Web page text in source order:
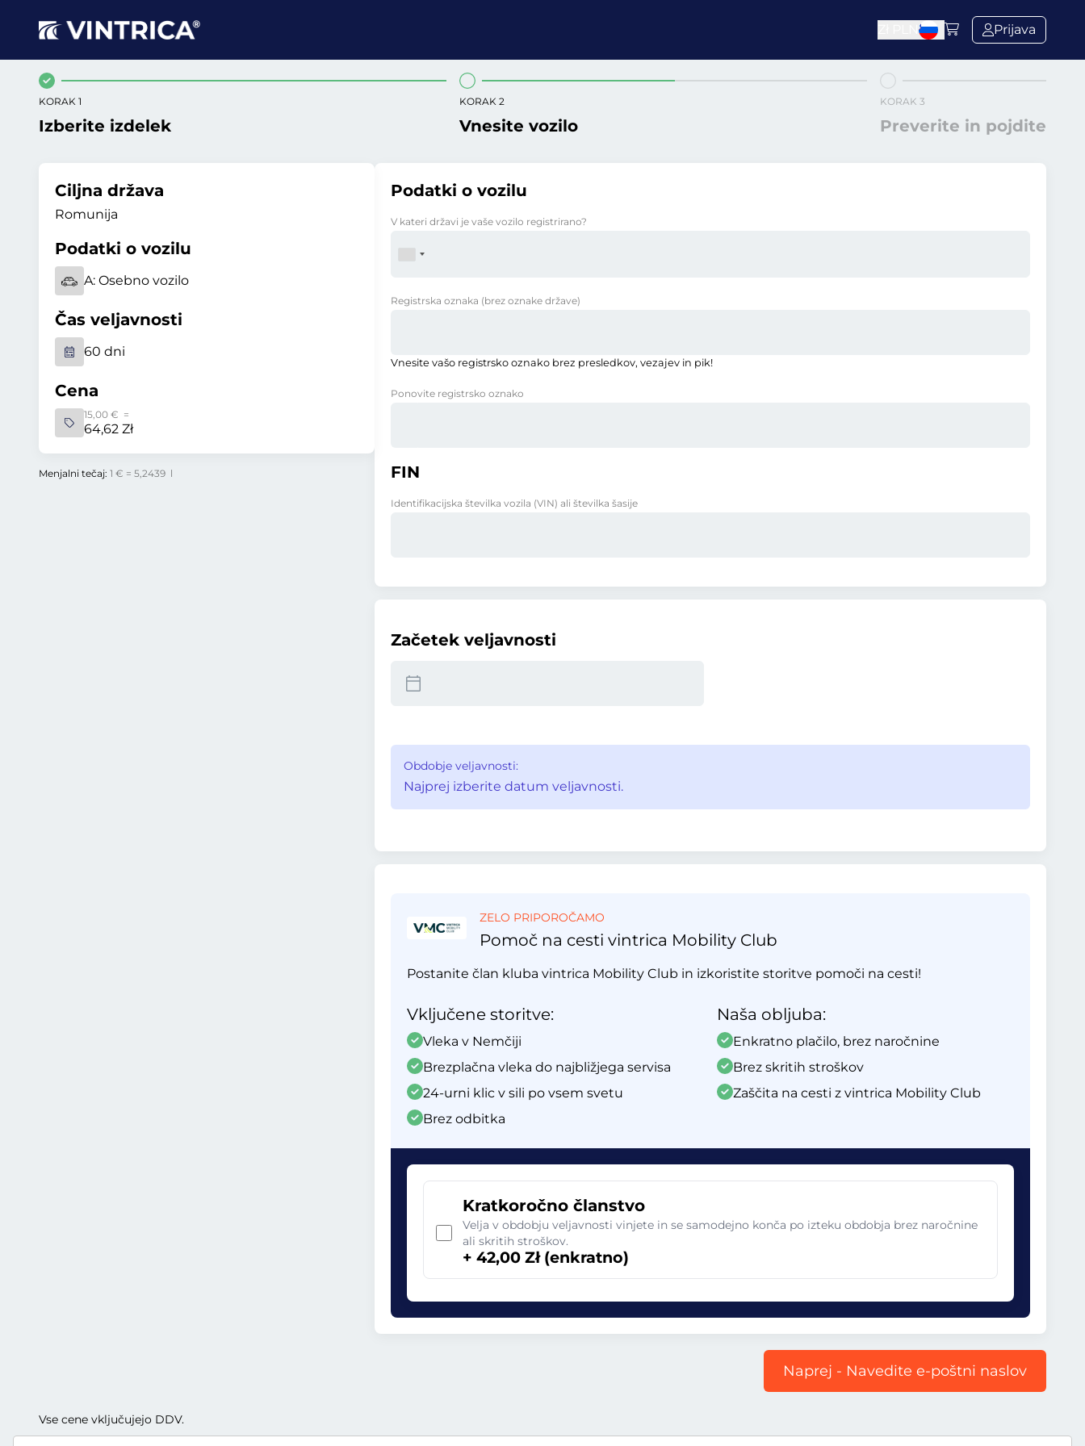
Prijava
KORAK 1
Izberite izdelek
KORAK 2
Vnesite vozilo
KORAK 3
Preverite in pojdite
Ciljna država
Romunija
Podatki o vozilu
A: Osebno vozilo
Čas veljavnosti
60 dni
Cena
15,00 € =
64,62 Zł
Menjalni tečaj: 1 € = 5,2439 l
Podatki o vozilu
V kateri državi je vaše vozilo registrirano?
Registrska oznaka (brez oznake države)
Vnesite vašo registrsko oznako brez presledkov, vezajev in pik!
Ponovite registrsko oznako
FIN
Identifikacijska številka vozila (VIN) ali številka šasije
Začetek veljavnosti
Obdobje veljavnosti:
Najprej izberite datum veljavnosti.
ZELO PRIPOROČAMO
Pomoč na cesti vintrica Mobility Club
Postanite član kluba vintrica Mobility Club in izkoristite storitve pomoči na cesti!
Vključene storitve:
Vleka v Nemčiji
Brezplačna vleka do najbližjega servisa
24-urni klic v sili po vsem svetu
Brez odbitka
Naša obljuba:
Enkratno plačilo, brez naročnine
Brez skritih stroškov
Zaščita na cesti z vintrica Mobility Club
Kratkoročno članstvo
Velja v obdobju veljavnosti vinjete in se samodejno konča po izteku obdobja brez naročnine
ali skritih stroškov.
+ 42,00 Zł (enkratno)
Naprej - Navedite e-poštni naslov
Vse cene vključujejo DDV.